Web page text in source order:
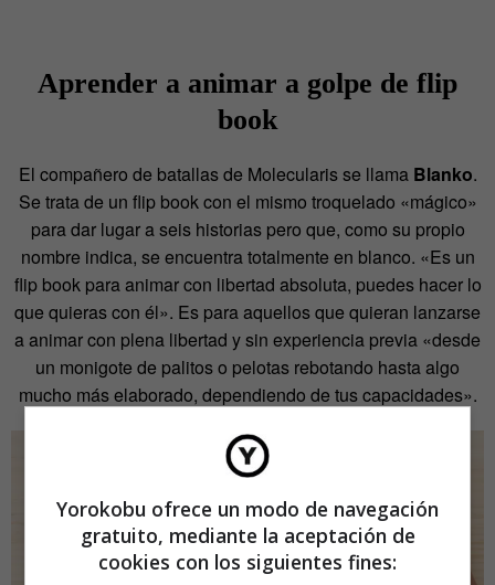
Aprender a animar a golpe de flip
book
El compañero de batallas de Molecularis se llama Blanko.
Se trata de un flip book con el mismo troquelado «mágico»
para dar lugar a seis historias pero que, como su propio
nombre indica, se encuentra totalmente en blanco. «Es un
flip book para animar con libertad absoluta, puedes hacer lo
que quieras con él». Es para aquellos que quieran lanzarse
a animar con plena libertad y sin experiencia previa «desde
un monigote de palitos o pelotas rebotando hasta algo
mucho más elaborado, dependiendo de tus capacidades».
Yorokobu ofrece un modo de navegación
gratuito, mediante la aceptación de
cookies con los siguientes fines: